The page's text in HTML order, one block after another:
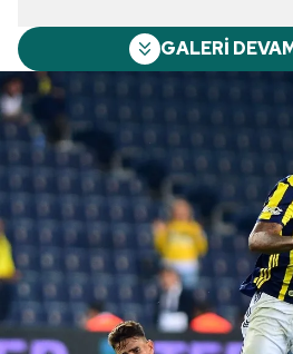
GALERİ